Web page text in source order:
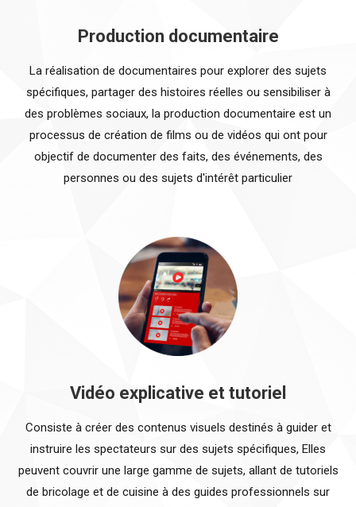
Production documentaire
La réalisation de documentaires pour explorer des sujets
spécifiques, partager des histoires réelles ou sensibiliser à
des problèmes sociaux, la production documentaire est un
processus de création de films ou de vidéos qui ont pour
objectif de documenter des faits, des événements, des
personnes ou des sujets d'intérêt particulier
Vidéo explicative et tutoriel
Consiste à créer des contenus visuels destinés à guider et
instruire les spectateurs sur des sujets spécifiques, Elles
peuvent couvrir une large gamme de sujets, allant de tutoriels
de bricolage et de cuisine à des guides professionnels sur